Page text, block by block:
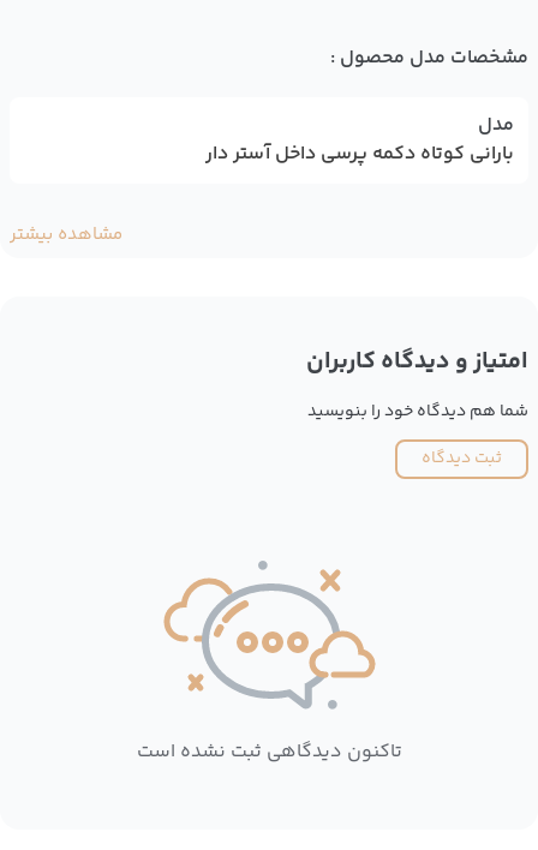
مشخصات مدل محصول :
مدل
بارانی کوتاه دکمه پرسی داخل آستر دار
مشاهده بیشتر
امتیاز و دیدگاه کاربران
شما هم دیدگاه خود را بنویسید
ثبت دیدگاه
تاکنون دیدگاهی ثبت نشده است